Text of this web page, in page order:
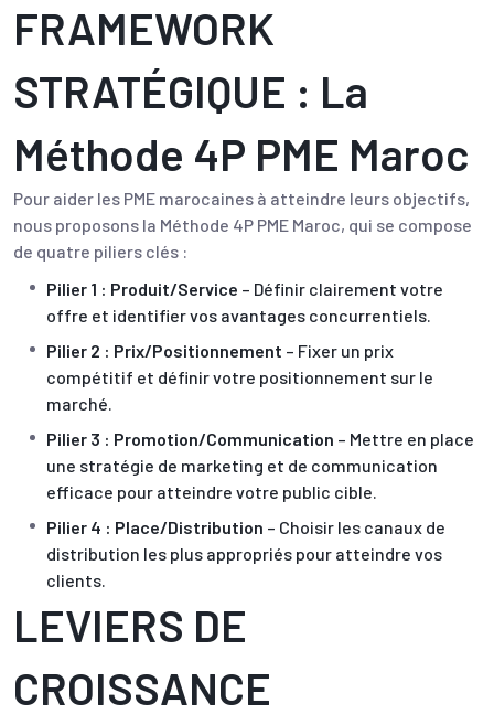
FRAMEWORK
STRATÉGIQUE : La
Méthode 4P PME Maroc
Pour aider les PME marocaines à atteindre leurs objectifs,
nous proposons la Méthode 4P PME Maroc, qui se compose
de quatre piliers clés :
Pilier 1 : Produit/Service – Définir clairement votre
offre et identifier vos avantages concurrentiels.
Pilier 2 : Prix/Positionnement – Fixer un prix
compétitif et définir votre positionnement sur le
marché.
Pilier 3 : Promotion/Communication – Mettre en place
une stratégie de marketing et de communication
efficace pour atteindre votre public cible.
Pilier 4 : Place/Distribution – Choisir les canaux de
distribution les plus appropriés pour atteindre vos
clients.
LEVIERS DE
CROISSANCE